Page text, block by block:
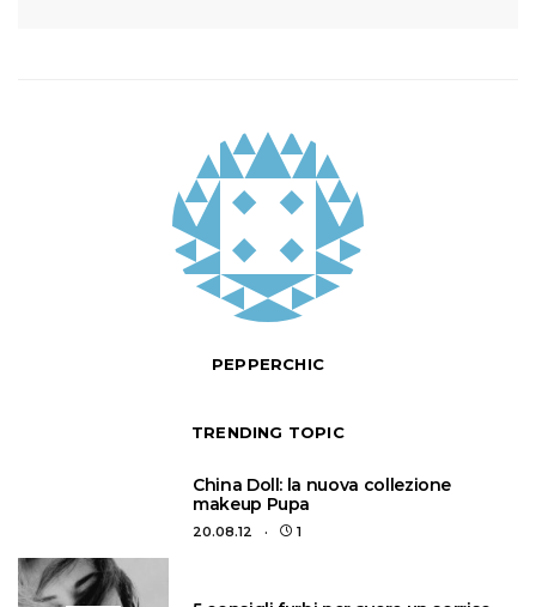
PEPPERCHIC
TRENDING TOPIC
China Doll: la nuova collezione
makeup Pupa
20.08.12 1